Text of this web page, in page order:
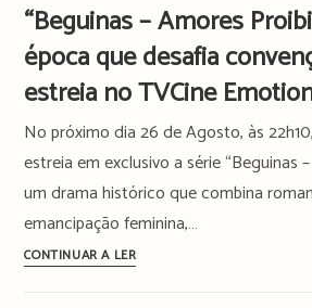
Espia”
chega
“Espias”,
uma
história
de
espionagem
durante
“Beguinas – Amores
época que desafia
estreia no TVCine
No próximo dia 26 de Agosto, às
estreia em exclusivo a série “Beguinas
um drama histórico que combina
emancipação feminina,…
CONTINUAR A LER“Beguinas